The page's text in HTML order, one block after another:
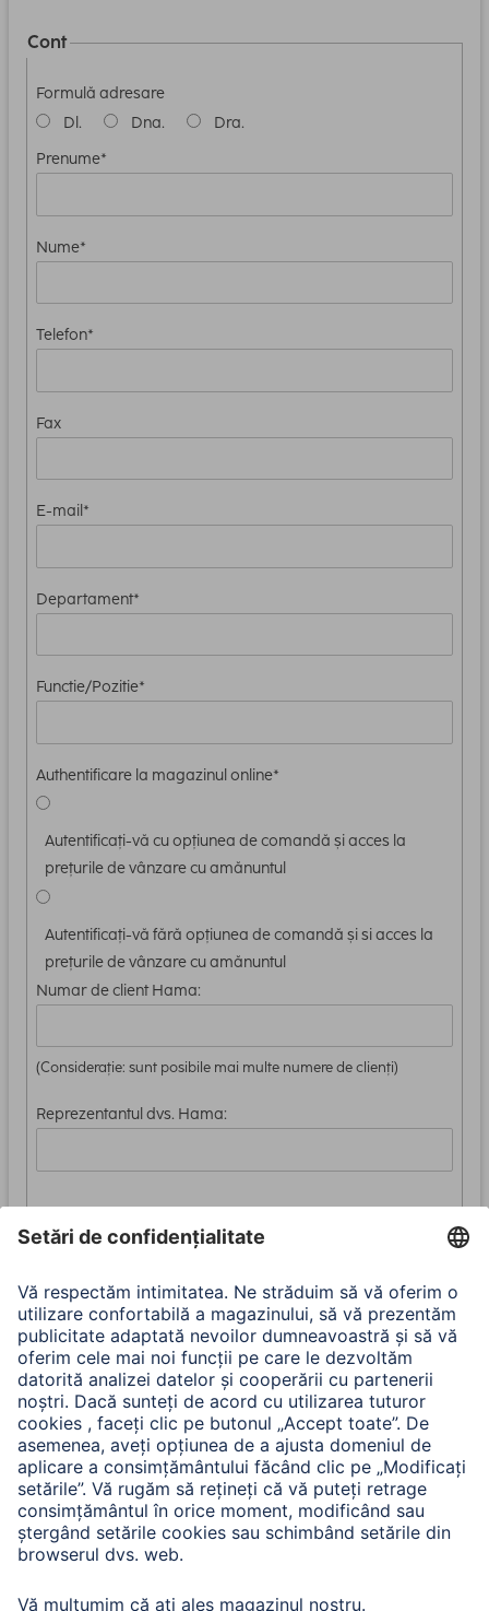
Cont
Formulă adresare
Dl.
Dna.
Dra.
Prenume*
Nume*
Telefon*
Fax
E-mail*
Departament*
Functie/Pozitie*
Authentificare la magazinul online*
Autentificați-vă cu opțiunea de comandă și acces la
prețurile de vânzare cu amănuntul
Autentificați-vă fără opțiunea de comandă și si acces la
prețurile de vânzare cu amănuntul
Numar de client Hama:
(Considerație: sunt posibile mai multe numere de clienți)
Reprezentantul dvs. Hama:
Prin trimiterea acestui formular, confirmați faptul că ați luat
act de dispozițiile noastre privind protecția datelor pentru
formularul de prelucrare a datelor:
Confidențialitate și securitate